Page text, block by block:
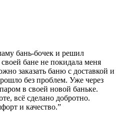
бань-бочек и решил
бане не покидала меня
заказать баню с доставкой и
без проблем. Уже через
в своей новой баньке.
всё сделано добротно.
и качество.”